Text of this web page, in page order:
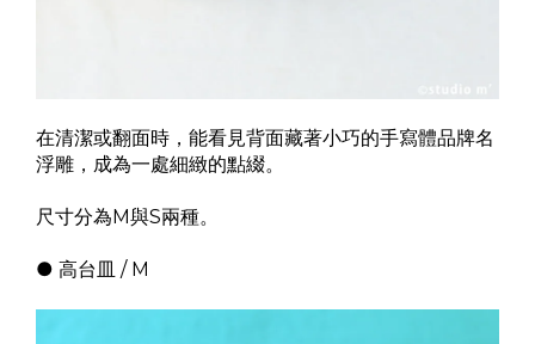
在清潔或翻面時，能看見背面藏著小巧的手寫體品牌名
浮雕，成為一處細緻的點綴。
尺寸分為M與S兩種。
● 高台皿 / M